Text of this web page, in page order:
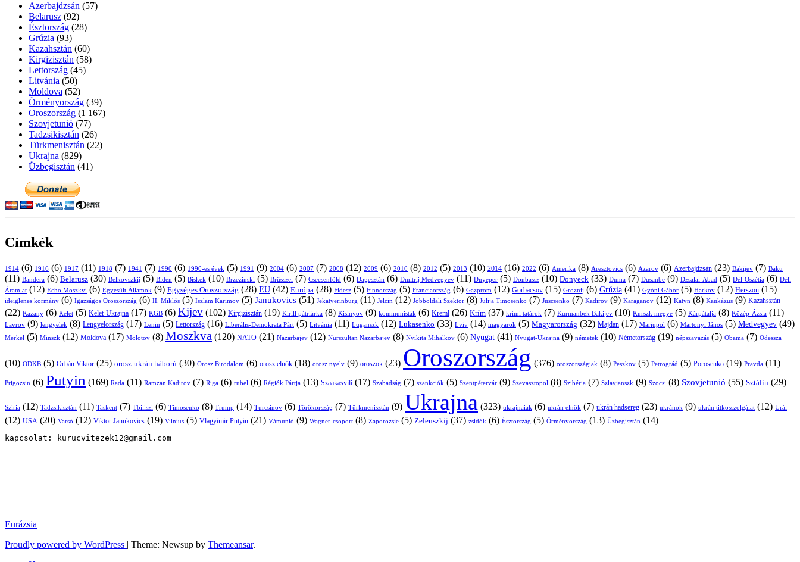
Azerbajdzsán (57)
Belarusz (92)
Észtország (28)
Grúzia (93)
Kazahsztán (60)
Kirgizisztán (58)
Lettország (45)
Litvánia (50)
Moldova (52)
Örményország (39)
Oroszország (1 167)
Szovjetunió (77)
Tadzsikisztán (26)
Türkmenisztán (22)
Ukrajna (829)
Üzbegisztán (41)
Címkék
1914 (6) 1916 (6) 1917 (11) 1918 (7) 1941 (7) 1990 (6) 1990-es évek (5) 1991 (9) 2004 (6) 2007 (7) 2008 (12) 2009 (6) 2010 (8) 2012 (5) 2013 (10) 2014 (16) 2022 (6) Amerika (8) Aresztovics (6) Azarov (6) Azerbajdzsán (23) Bakijev (7) Baku
(11) Bandera (6) Belarusz (30) Belkovszkij (5) Biden (5) Biskek (10) Brzezinski (5) Brüsszel (7) Csecsenföld (6) Dagesztán (6) Dmitrij Medvegyev (11) Dnyeper (5) Donbassz (10) Donyeck (33) Duma (7) Dusanbe (9) Dzsalal-Abad (5) Dél-Oszétia (6) Déli
Áramlat (12) Echo Moszkvi (6) Egyesült Államok (9) Egységes Oroszország (28) EU (42) Európa (28) Fidesz (5) Finnország (5) Franciaország (6) Gazprom (12) Gorbacsov (15) Groznij (6) Grúzia (41) Gyóni Gábor (5) Harkov (12) Herszon (15)
ideiglenes kormány (6) Igazságos Oroszország (6) II. Miklós (5) Iszlam Karimov (5) Janukovics (51) Jekatyerinburg (11) Jelcin (12) Jobboldali Szektor (8) Julija Timosenko (7) Juscsenko (7) Kadirov (9) Karaganov (12) Katyn (8) Kaukázus (9) Kazahsztán
(22) Kazany (6) Kelet (5) Kelet-Ukrajna (17) KGB (6) Kijev (102) Kirgizisztán (19) Kirill pátriárka (8) Kisinyov (9) kommunisták (6) Kreml (26) Krím (37) krími tatárok (7) Kurmanbek Bakijev (10) Kurszk megye (5) Kárpátalja (8) Közép-Ázsia (11)
Lavrov (9) lengyelek (8) Lengyelország (17) Lenin (5) Lettország (16) Liberális-Demokrata Párt (5) Litvánia (11) Luganszk (12) Lukasenko (33) Lviv (14) magyarok (5) Magyarország (32) Majdan (17) Mariupol (6) Martonyi János (5) Medvegyev (49)
Merkel (5) Minszk (12) Moldova (17) Molotov (8) Moszkva (120) NATO (21) Nazarbajev (12) Nurszultan Nazarbajev (8) Nyikita Mihalkov (6) Nyugat (41) Nyugat-Ukrajna (9) németek (10) Németország (19) népszavazás (5) Obama (7) Odessza
(10) ODKB (5) Orbán Viktor (25) orosz-ukrán háború (30) Orosz Birodalom (6) orosz elnök (18) orosz nyelv (9) oroszok (23) Oroszország (376) oroszországiak (8) Peszkov (5) Petrográd (5) Porosenko (19) Pravda (11)
Prigozsin (6) Putyin (169) Rada (11) Ramzan Kadirov (7) Riga (6) rubel (6) Régiók Pártja (13) Szaakasvili (17) Szabadság (7) szankciók (5) Szentpétervár (9) Szevasztopol (8) Szibéria (7) Szlavjanszk (9) Szocsi (8) Szovjetunió (55) Sztálin (29)
Szíria (12) Tadzsikisztán (11) Taskent (7) Tbiliszi (6) Timosenko (8) Trump (14) Turcsinov (6) Törökország (7) Türkmenisztán (9) Ukrajna (323) ukrajnaiak (6) ukrán elnök (7) ukrán hadsereg (23) ukránok (9) ukrán titkosszolgálat (12) Urál
(12) USA (20) Varsó (12) Viktor Janukovics (19) Vilnius (5) Vlagyimir Putyin (21) Vámunió (9) Wagner-csoport (8) Zaporozsje (5) Zelenszkij (37) zsidók (6) Észtország (5) Örményország (13) Üzbegisztán (14)
kapcsolat: kurucvitezek12@gmail.com
Eurázsia
Proudly powered by WordPress | Theme: Newsup by Themeansar.